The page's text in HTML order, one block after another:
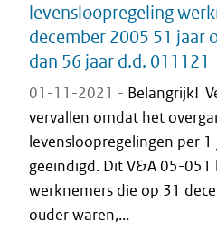
levensloopregeling
december 2005 51 jaar
dan 56 jaar d.d. 011121
01-11-2021 - Belangrijk!
vervallen omdat het
levensloopregelingen per
geëindigd. Dit V&A 05-
werknemers die op 31
ouder waren,...